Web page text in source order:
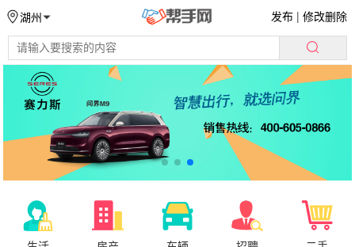
湖州 发布 |修改删除